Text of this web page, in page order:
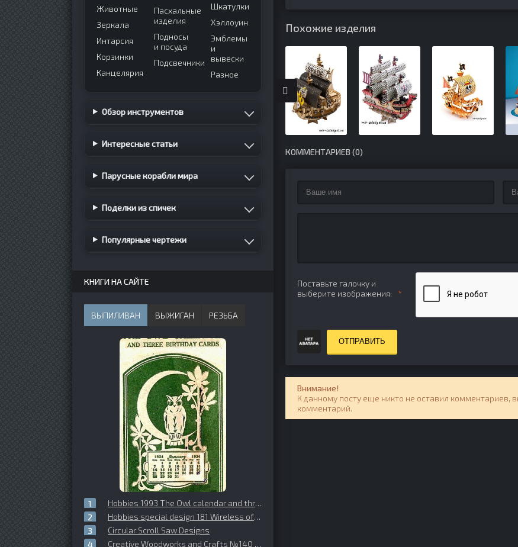
Похожие изделия
КОММЕНТАРИЕВ (0)
Поставьте галочку и
выберите изображения:
ОТПРАВИТЬ
Внимание!
К данному посту еще никто не оставил комментариев,
комментарий.
Животные
Зеркала
Интарсия
Корзинки
Канцелярия
Пасхальные
изделия
Подносы
и посуда
Подсвечники
Шкатулки
Хэллоуин
Эмблемы
и
вывески
Разное
Обзор инструментов
Интересные статьи
Парусные корабли мира
Поделки из спичек
Популярные чертежи
КНИГИ НА САЙТЕ
ВЫПИЛИВАН ВЫЖИГАН РЕЗЬБА
Hobbies 1993 The Owl calendar and three birthday cards
Hobbies special design 181 Wireless of Gramophone cabinet
Circular Scroll Saw Designs
Creative Woodworks and Crafts №140 (2009-06)